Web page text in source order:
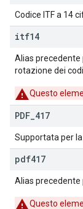
Codice ITF a 14
itf14
Alias precedente
rotazione dei
Questo
PDF 417
Supportata per
pdf417
Alias precedente
Questo